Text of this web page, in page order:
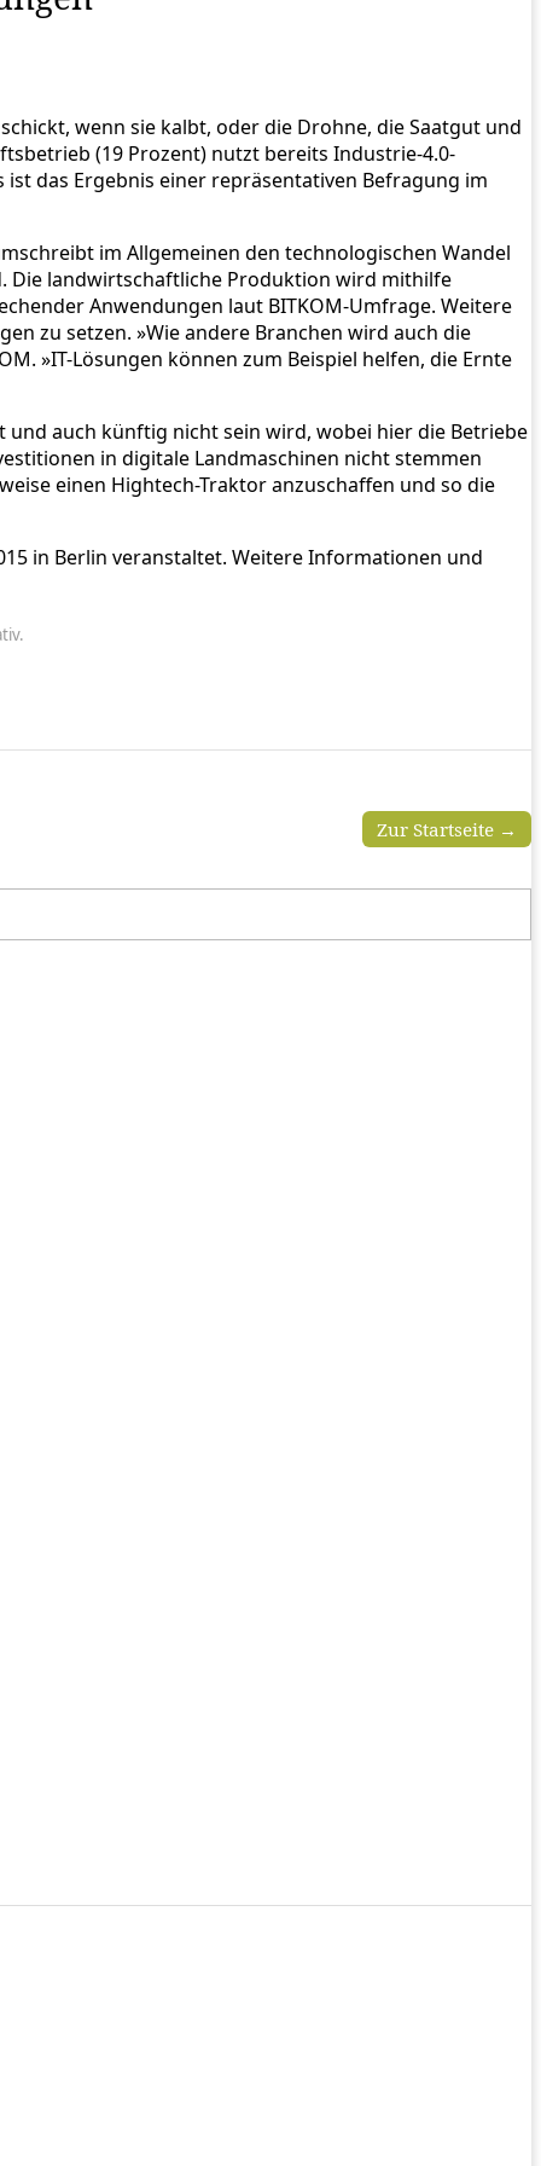
wenn sie kalbt, oder die Drohne, die Saatgut und
(19 Prozent) nutzt bereits Industrie-4.0-
das Ergebnis einer repräsentativen Befragung im
im Allgemeinen den technologischen Wandel
Die landwirtschaftliche Produktion wird mithilfe
Anwendungen laut BITKOM-Umfrage. Weitere
zu setzen. »Wie andere Branchen wird auch die
»IT-Lösungen können zum Beispiel helfen, die Ernte
auch künftig nicht sein wird, wobei hier die Betriebe
in digitale Landmaschinen nicht stemmen
einen Hightech-Traktor anzuschaffen und so die
in Berlin veranstaltet. Weitere Informationen und
Zur Startseite →